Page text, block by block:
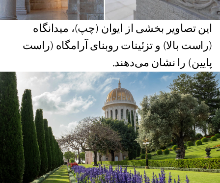
این تصاویر بخشی از ایوان (چپ)، میدانگاه
(راست بالا) و تزئینات روبنای آرامگاه (راست
پایین) را نشان می‌دهند.